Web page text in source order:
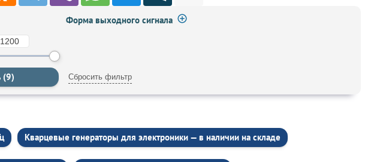
Форма выходного сигнала
Сбросить фильтр
Кварцевые генераторы для электроники — в наличии на складе